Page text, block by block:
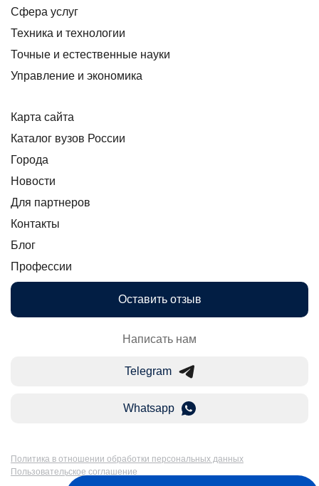
Сфера услуг
Техника и технологии
Точные и естественные науки
Управление и экономика
Карта сайта
Каталог вузов России
Города
Новости
Для партнеров
Контакты
Блог
Профессии
Оставить отзыв
Написать нам
Telegram
Whatsapp
Политика в отношении обработки персональных данных
Пользовательское соглашение